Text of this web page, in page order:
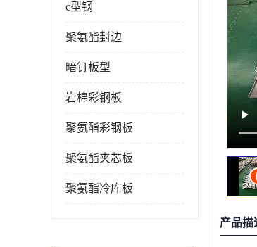
c型钢
聚氨酯封边
暗钉板型
岩棉彩钢板
聚氨酯彩钢板
聚氨酯夹芯板
聚氨酯冷库板
产品描